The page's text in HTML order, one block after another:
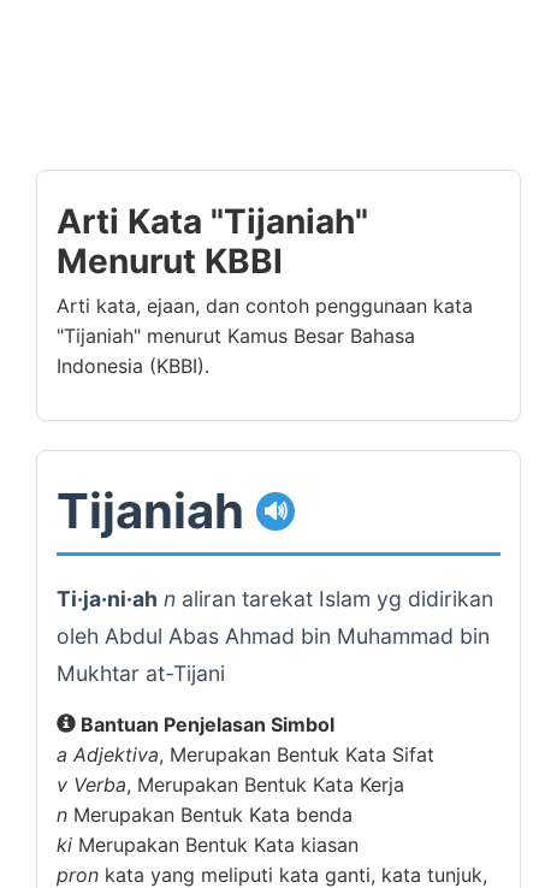
Arti Kata "Tijaniah"
Menurut KBBI
Arti kata, ejaan, dan contoh penggunaan kata
"Tijaniah" menurut Kamus Besar Bahasa
Indonesia (KBBI).
Tijaniah 🔊
Ti·ja·ni·ah n aliran tarekat Islam yg didirikan
oleh Abdul Abas Ahmad bin Muhammad bin
Mukhtar at-Tijani
Bantuan Penjelasan Simbol
a Adjektiva, Merupakan Bentuk Kata Sifat
v Verba, Merupakan Bentuk Kata Kerja
n Merupakan Bentuk Kata benda
ki Merupakan Bentuk Kata kiasan
pron kata yang meliputi kata ganti, kata tunjuk,